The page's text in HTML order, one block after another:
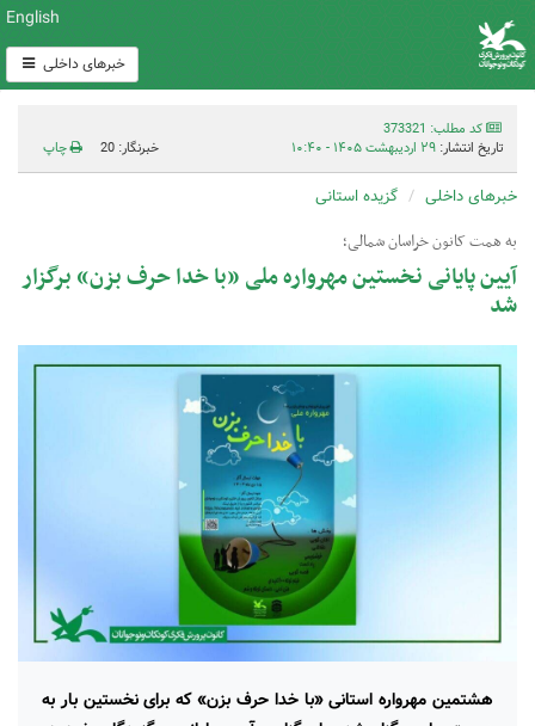
English
خبرهای داخلی
کد مطلب: 373321
تاریخ انتشار: ۲۹ اردیبهشت ۱۴۰۵ - ۱۰:۴۰ خبرنگار: 20 چاپ
خبرهای داخلی گزیده استانی
به همت کانون خراسان شمالی؛‌
آیین پایانی نخستین مهرواره ملی «با خدا حرف بزن» برگزار
شد
هشتمین مهرواره استانی «با خدا حرف بزن» که برای نخستین بار به